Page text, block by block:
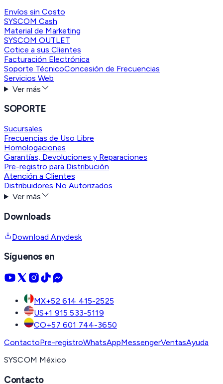
Envíos sin Costo
SYSCOM Cash
Material de Marketing
SYSCOM OUTLET
Cotice a sus Clientes
Facturación Electrónica
Soporte TécnicoConcesión de Frecuencias
Servicios Web
Ver más
SOPORTE
Sucursales
Frecuencias de Uso Libre
Homologaciones
Garantías, Devoluciones y Reparaciones
Pre-registro para Distribución
Atención a Clientes
Distribuidores No Autorizados
Ver más
Downloads
Download Anydesk
Síguenos en
MX+52 614 415-2525
US+1 915 533-5119
CO+57 601 744-3650
ContactoPre-registroWhatsAppMessengerVentasAyuda
SYSCOM México
Contacto